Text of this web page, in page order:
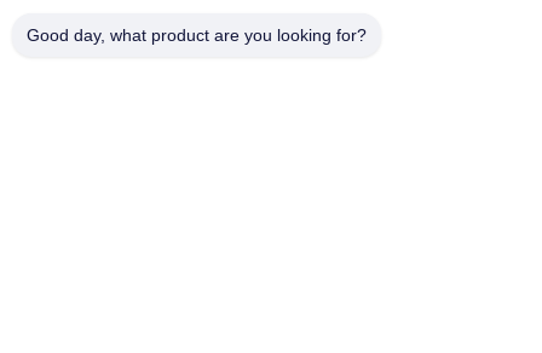
Good day, what product are you looking for?